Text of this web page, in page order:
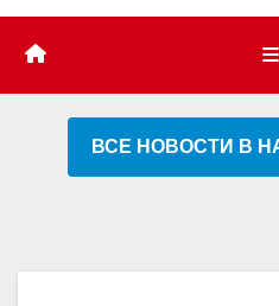
ВСЕ НОВОСТИ В